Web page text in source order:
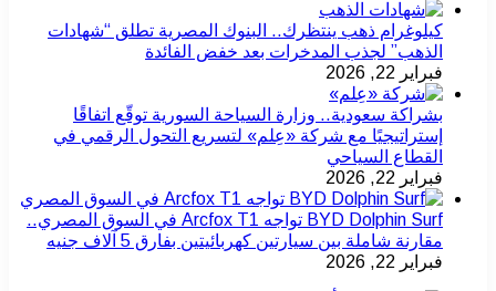
كيلوغرام ذهب ينتظرك.. البنوك المصرية تطلق “شهادات
الذهب” لجذب المدخرات بعد خفض الفائدة
فبراير 22, 2026
بشراكة سعودية.. وزارة السياحة السورية توقّع اتفاقًا
إستراتيجيًا مع شركة «عِلم» لتسريع التحول الرقمي في
القطاع السياحي
فبراير 22, 2026
BYD Dolphin Surf تواجه Arcfox T1 في السوق المصري..
مقارنة شاملة بين سيارتين كهربائيتين بفارق 5 آلاف جنيه
فبراير 22, 2026